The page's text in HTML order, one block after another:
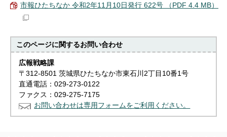
市報ひたちなか 令和2年11月10日発行 622号 （PDF 4.4 MB）
このページに関するお問い合わせ
広報戦略課
〒312-8501 茨城県ひたちなか市東石川2丁目10番1号
直通電話：029-273-0122
ファクス：029-275-7175
お問い合わせは専用フォームをご利用ください。